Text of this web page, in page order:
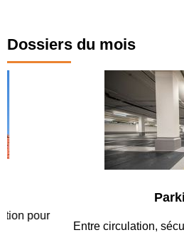
Dossiers du mois
Parking et
Entre circulation, sécurisation